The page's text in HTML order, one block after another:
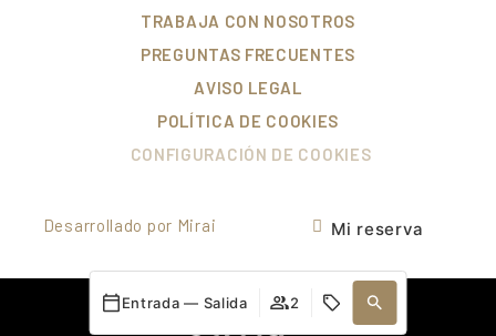
Entrada — Salida 2
TRABAJA CON NOSOTROS
PREGUNTAS FRECUENTES
AVISO LEGAL
POLÍTICA DE COOKIES
CONFIGURACIÓN DE COOKIES
Desarrollado por Mirai Mi reserva